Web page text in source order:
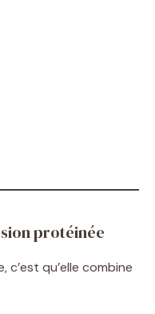
protéinée
qu’elle combine